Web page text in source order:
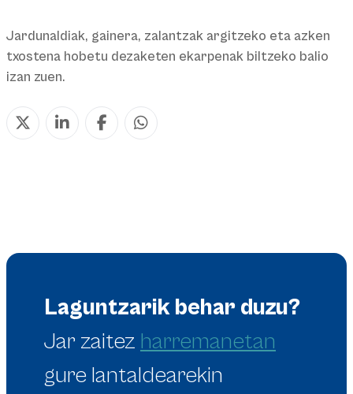
Jardunaldiak, gainera, zalantzak argitzeko eta azken
txostena hobetu dezaketen ekarpenak biltzeko balio
izan zuen.
Laguntzarik behar duzu?
Jar zaitez harremanetan
gure lantaldearekin